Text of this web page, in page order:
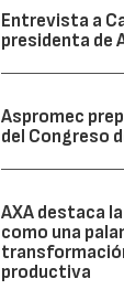
Entrevista a
presidenta de
Aspromec
del Congreso
AXA destaca
como una
productiva